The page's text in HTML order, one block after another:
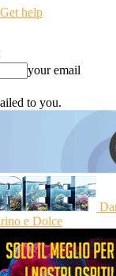
help
your email
to you.
e Dolce